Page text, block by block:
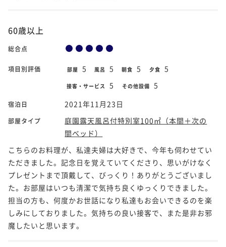
60歳以上
総合点
項目別評価 部屋 5 風呂 5 朝食 5 夕食 5
接客・サービス 5 その他設備 5
宿泊日 2021年11月23日
部屋タイプ
庭園露天風呂付特別室100㎡（本間＋次の
間ベッド）
こちらのお料理が、私達夫婦は大好きで、今年も伺わせてい
ただきました。記念日を覚えていてくださり、思いがけなく
プレゼントまで頂戴して、びっくり！ありがとうございまし
た。お部屋はいつも清潔で気持ち良くゆっくりできました。
担当の方も、何度かお世話になり私達もお会いできるのを楽
しみにしておりました。気持ちの良い接客で、また是非お邪
魔したいと思います。